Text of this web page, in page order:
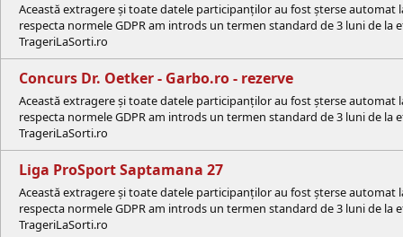
Această extragere și toate datele participanților au fost șterse
respecta normele GDPR am introds un termen standard de 3 luni de
TrageriLaSorti.ro
Concurs Dr. Oetker - Garbo.ro - rezerve
Această extragere și toate datele participanților au fost șterse
respecta normele GDPR am introds un termen standard de 3 luni de
TrageriLaSorti.ro
Liga ProSport Saptamana 27
Această extragere și toate datele participanților au fost șterse
respecta normele GDPR am introds un termen standard de 3 luni de
TrageriLaSorti.ro